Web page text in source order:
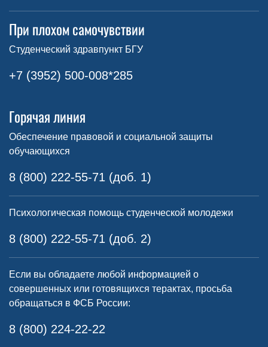
При плохом самочувствии
Студенческий здравпункт БГУ
+7 (3952) 500-008*285
Горячая линия
Обеспечение правовой и социальной защиты
обучающихся
8 (800) 222-55-71 (доб. 1)
Психологическая помощь студенческой молодежи
8 (800) 222-55-71 (доб. 2)
Если вы обладаете любой информацией о
совершенных или готовящихся терактах, просьба
обращаться в ФСБ России:
8 (800) 224-22-22